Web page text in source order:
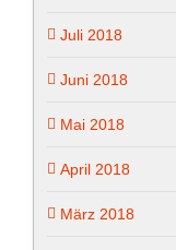
Juli 2018
Juni 2018
Mai 2018
April 2018
März 2018